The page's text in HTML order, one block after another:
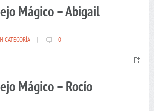
Mágico – Abigail
CATEGORÍA 0
Mágico – Rocío